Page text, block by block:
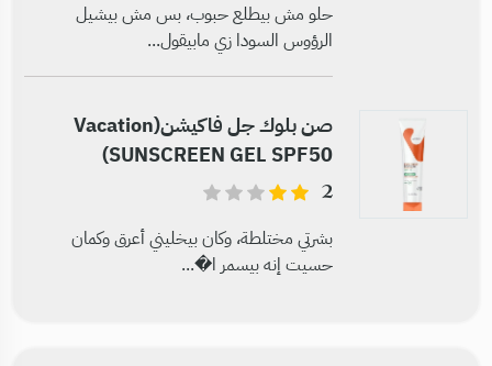
حلو مش بيطلع حبوب، بس مش بيشيل
الرؤوس السودا زي مابيقول...
صن بلوك جل فاكيشن(Vacation
SUNSCREEN GEL SPF50)
2
بشرتي مختلطة، وكان بيخليني أعرق وكمان
حسيت إنه بيسمر ا�...